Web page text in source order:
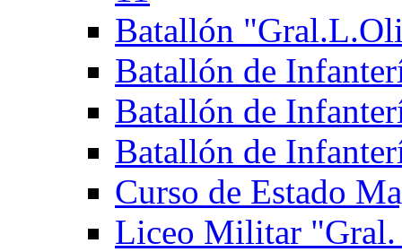
Batallón
Batallón de
Batallón de
Batallón de
Curso de Estado
Liceo Militar